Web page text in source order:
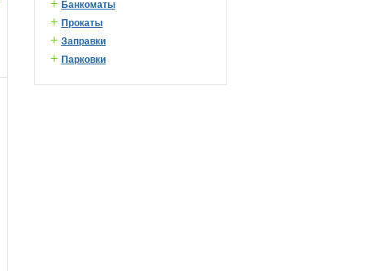
+ Банкоматы
+ Прокаты
+ Заправки
+ Парковки